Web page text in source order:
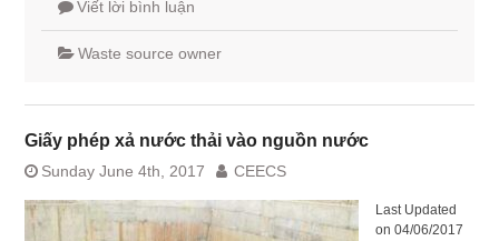
Viết lời bình luận
Waste source owner
Giấy phép xả nước thải vào nguồn nước
Sunday June 4th, 2017 CEECS
Last Updated
on 04/06/2017